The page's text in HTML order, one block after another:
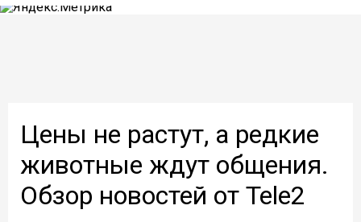
Цены не растут, а редкие
животные ждут общения.
Обзор новостей от Tele2